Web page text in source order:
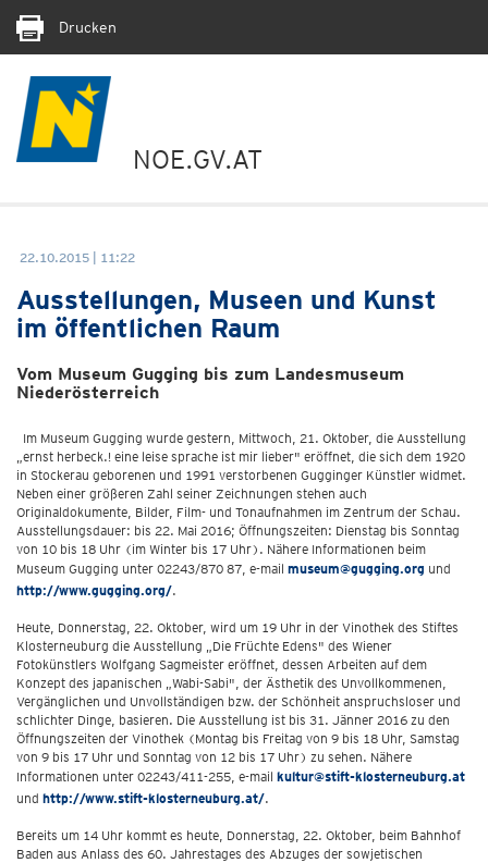
Drucken
NOE.GV.AT
22.10.2015 | 11:22
Ausstellungen, Museen und Kunst
im öffentlichen Raum
Vom Museum Gugging bis zum Landesmuseum
Niederösterreich
Im Museum Gugging wurde gestern, Mittwoch, 21. Oktober, die Ausstellung
„ernst herbeck.! eine leise sprache ist mir lieber" eröffnet, die sich dem 1920
in Stockerau geborenen und 1991 verstorbenen Gugginger Künstler widmet.
Neben einer größeren Zahl seiner Zeichnungen stehen auch
Originaldokumente, Bilder, Film- und Tonaufnahmen im Zentrum der Schau.
Ausstellungsdauer: bis 22. Mai 2016; Öffnungszeiten: Dienstag bis Sonntag
von 10 bis 18 Uhr (im Winter bis 17 Uhr). Nähere Informationen beim
Museum Gugging unter 02243/870 87, e-mail museum@gugging.org und
http://www.gugging.org/.
Heute, Donnerstag, 22. Oktober, wird um 19 Uhr in der Vinothek des Stiftes
Klosterneuburg die Ausstellung „Die Früchte Edens" des Wiener
Fotokünstlers Wolfgang Sagmeister eröffnet, dessen Arbeiten auf dem
Konzept des japanischen „Wabi-Sabi", der Ästhetik des Unvollkommenen,
Vergänglichen und Unvollständigen bzw. der Schönheit anspruchsloser und
schlichter Dinge, basieren. Die Ausstellung ist bis 31. Jänner 2016 zu den
Öffnungszeiten der Vinothek (Montag bis Freitag von 9 bis 18 Uhr, Samstag
von 9 bis 17 Uhr und Sonntag von 12 bis 17 Uhr) zu sehen. Nähere
Informationen unter 02243/411-255, e-mail kultur@stift-klosterneuburg.at
und http://www.stift-klosterneuburg.at/.
Bereits um 14 Uhr kommt es heute, Donnerstag, 22. Oktober, beim Bahnhof
Baden aus Anlass des 60. Jahrestages des Abzuges der sowjetischen